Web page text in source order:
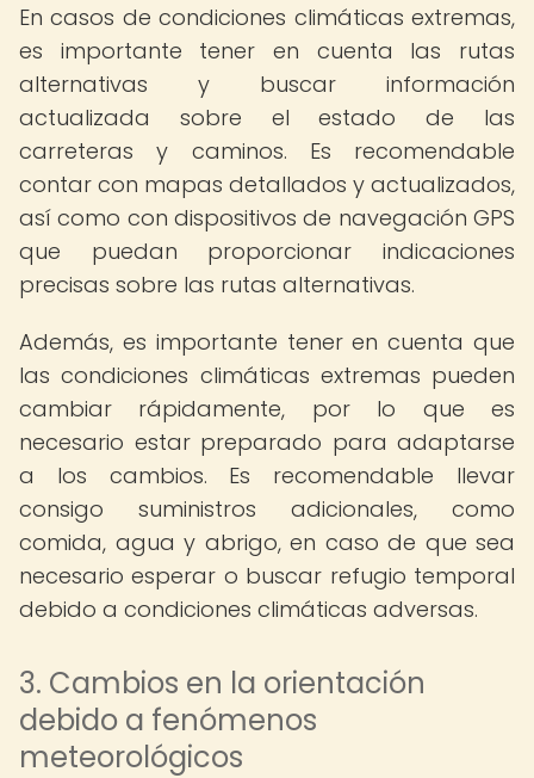
En casos de condiciones climáticas extremas,
es importante tener en cuenta las rutas
alternativas y buscar información
actualizada sobre el estado de las
carreteras y caminos. Es recomendable
contar con mapas detallados y actualizados,
así como con dispositivos de navegación GPS
que puedan proporcionar indicaciones
precisas sobre las rutas alternativas.
Además, es importante tener en cuenta que
las condiciones climáticas extremas pueden
cambiar rápidamente, por lo que es
necesario estar preparado para adaptarse
a los cambios. Es recomendable llevar
consigo suministros adicionales, como
comida, agua y abrigo, en caso de que sea
necesario esperar o buscar refugio temporal
debido a condiciones climáticas adversas.
3. Cambios en la orientación
debido a fenómenos
meteorológicos